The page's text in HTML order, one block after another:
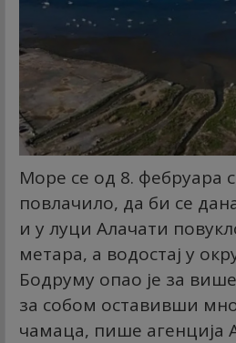
Море се од 8. фебруара
повлачило, да би се
и у луци Алачати
метара, а водостај у
Бодруму опао је за
за собом оставивши
чамаца, пише агенција